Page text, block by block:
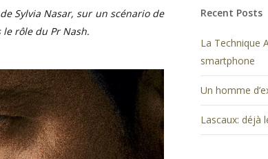
Sylvia Nasar, sur un scénario de
le rôle du Pr Nash.
Recent Posts
La Technique
smartphone
Un homme
Lascaux: déjà